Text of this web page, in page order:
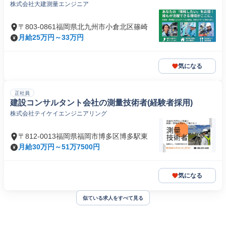
株式会社大建測量エンジニア
〒803-0861福岡県北九州市小倉北区篠崎
月給25万円～33万円
気になる
正社員
建設コンサルタント会社の測量技術者(経験者採用)
株式会社テイケイエンジニアリング
〒812-0013福岡県福岡市博多区博多駅東
月給30万円～51万7500円
気になる
似ている求人をすべて見る